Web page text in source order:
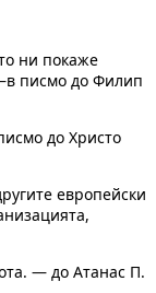
ни покаже
писмо до Филип
до Христо
европейски
— до Атанас П.